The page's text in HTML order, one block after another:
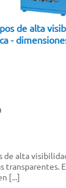
de alta
-
alta
transparentes.
[...]